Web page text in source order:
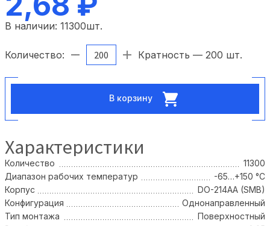
В наличии: 11300шт.
Количество: Кратность — 200 шт.
В корзину
Характеристики
Количество
11300
Диапазон рабочих температур
-65…+150 °С
Корпус
DO-214AA (SMB)
Конфигурация
Однонаправленный
Тип монтажа
Поверхностный